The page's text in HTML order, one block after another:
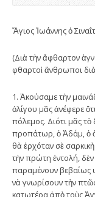
Ἅγιος Ἰωάννης ὁ
(Διὰ τὴν ἄφθαρτον
φθαρτοὶ ἄνθρωποι
1. Ἀκούσαμε τὴν
ὀλίγου μᾶς ἀνέφερε
πόλεμος. Διότι μᾶς τὸ
προπάτωρ, ὁ Ἀδάμ, ὁ
θὰ ἐρχόταν σὲ
τὴν πρώτη ἐντολή,
παραμένουν βεβαίως
νὰ γνωρίσουν τὴν
κατωτέρα ἀπὸ τοὺς